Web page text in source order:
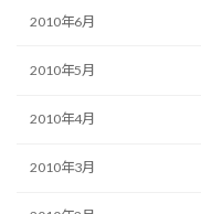
2010年6月
2010年5月
2010年4月
2010年3月